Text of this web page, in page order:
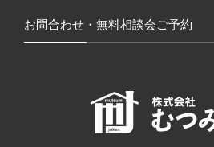
お問合わせ・無料相談会ご予約